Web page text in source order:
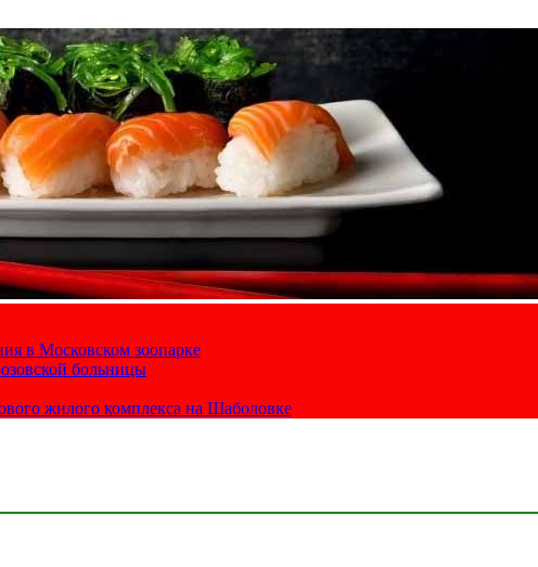
в Московском зоопарке
больницы
жилого комплекса на Шаболовке